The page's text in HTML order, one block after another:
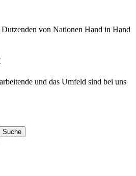
Dutzenden von Nationen Hand in Hand
und das Umfeld sind bei uns